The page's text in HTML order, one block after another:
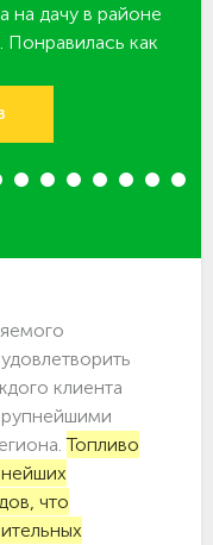
на дачу в районе
Понравилась как
14 15 16 17 18 19 20
клиента
Топливо
что